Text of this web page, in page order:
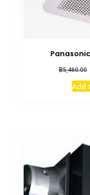
฿5,460.00
Add